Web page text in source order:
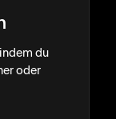
du
oder